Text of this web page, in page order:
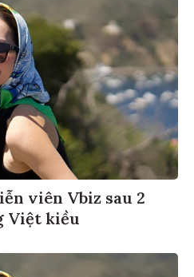
viên Vbiz sau 2
Việt kiều